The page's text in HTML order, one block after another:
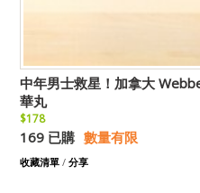
中年男士救星！加拿大
華丸
$178
169 已購 數量有限
收藏清單 / 分享